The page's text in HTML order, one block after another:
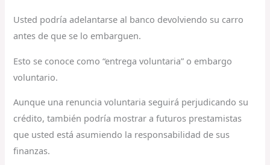
Usted podría adelantarse al banco devolviendo su carro
antes de que se lo embarguen.
Esto se conoce como “entrega voluntaria” o embargo
voluntario.
Aunque una renuncia voluntaria seguirá perjudicando su
crédito, también podría mostrar a futuros prestamistas
que usted está asumiendo la responsabilidad de sus
finanzas.